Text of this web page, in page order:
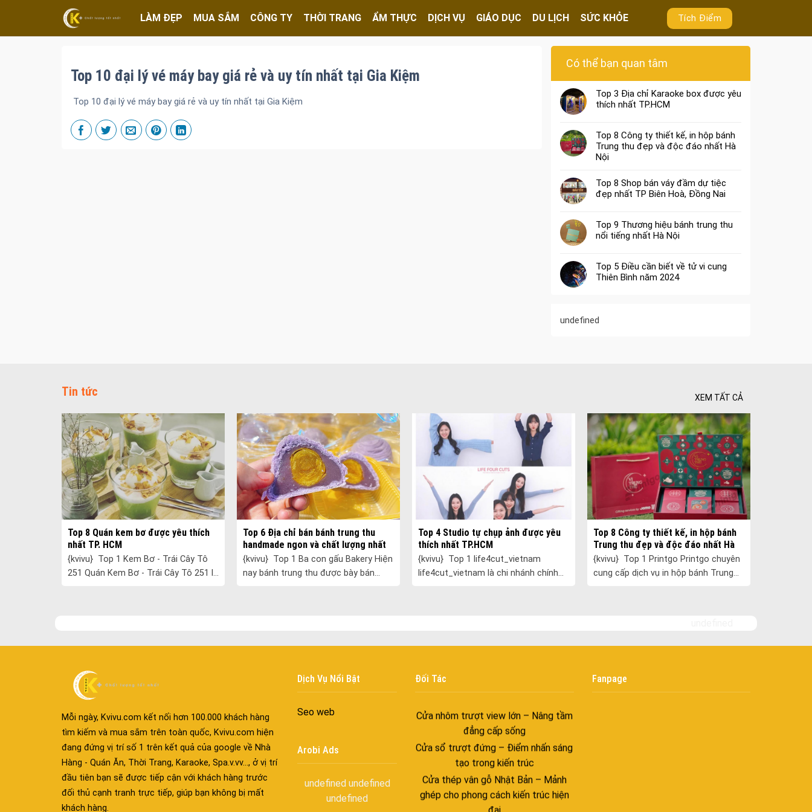
LÀM ĐẸP MUA SẮM CÔNG TY THỜI TRANG ẨM THỰC DỊCH VỤ GIÁO DỤC DU LỊCH SỨC KHỎE Tích Điểm
Top 10 đại lý vé máy bay giá rẻ và uy tín nhất tại Gia Kiệm
Top 10 đại lý vé máy bay giá rẻ và uy tín nhất tại Gia Kiệm
Có thể bạn quan tâm
Top 3 Địa chỉ Karaoke box được yêu
thích nhất TP.HCM
Top 8 Công ty thiết kế, in hộp bánh
Trung thu đẹp và độc đáo nhất Hà
Nội
Top 8 Shop bán váy đầm dự tiệc
đẹp nhất TP Biên Hoà, Đồng Nai
Top 9 Thương hiệu bánh trung thu
nổi tiếng nhất Hà Nội
Top 5 Điều cần biết về tử vi cung
Thiên Bình năm 2024
undefined
Tin tức XEM TẤT CẢ
Top 8 Quán kem bơ được yêu thích
nhất TP. HCM
{kvivu} Top 1 Kem Bơ - Trái Cây Tô
251 Quán Kem Bơ - Trái Cây Tô 251 là
Top 6 Địa chỉ bán bánh trung thu
handmade ngon và chất lượng nhất
Bình Dương
{kvivu} Top 1 Ba con gấu Bakery Hiện
nay bánh trung thu được bày bán
Top 4 Studio tự chụp ảnh được yêu
thích nhất TP.HCM
{kvivu} Top 1 life4cut_vietnam
life4cut_vietnam là chi nhánh chính
Top 8 Công ty thiết kế, in hộp bánh
Trung thu đẹp và độc đáo nhất Hà
Nội
{kvivu} Top 1 Printgo Printgo chuyên
cung cấp dịch vụ in hộp bánh Trung
Mỗi ngày, Kvivu.com kết nối hơn 100.000 khách hàng
tìm kiếm và mua sắm trên toàn quốc, Kvivu.com hiện
đang đứng vị trí số 1 trên kết quả của google về Nhà
Hàng - Quán Ăn, Thời Trang, Karaoke, Spa.v.vv..., ở vị trí
đầu tiên bạn sẽ được tiếp cận với khách hàng trước
đối thủ cạnh tranh trực tiếp, giúp bạn không bị mất
khách hàng.
Dịch Vụ Nổi Bật
Seo web
Arobi Ads
undefined undefined
undefined
Đối Tác
Đa dạng màu sắc cửa nhôm – Tối ưu
màu sắc Kiến Trúc
Cửa nhôm chống gió mưa – Hiên
ngang giữa thời tiết khắc nghiệt
Cửa nhôm kín nước kín khí – Bình yên
đẳng cấp sống
Cửa sổ trượt đứng – Điểm nhấn sáng
tạo trong kiến trúc
Cửa thép vân gỗ Nhật Bản – Mảnh
ghép cho phong cách kiến trúc hiện
đại
Fanpage